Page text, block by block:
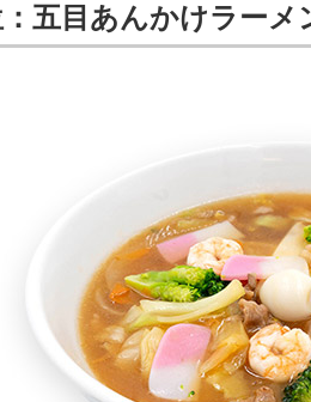
五目あんかけラーメ